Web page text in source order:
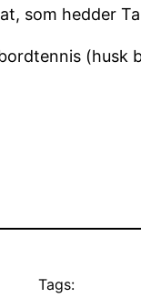
som hedder
(husk
Tags: